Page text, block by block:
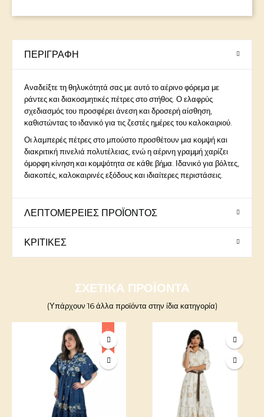
ΠΕΡΙΓΡΑΦΉ
Αναδείξτε τη θηλυκότητά σας με αυτό το αέρινο φόρεμα με
ράντες και διακοσμητικές πέτρες στο στήθος. Ο ελαφρύς
σχεδιασμός του προσφέρει άνεση και δροσερή αίσθηση,
καθιστώντας το ιδανικό για τις ζεστές ημέρες του καλοκαιριού.
Οι λαμπερές πέτρες στο μπούστο προσθέτουν μια κομψή και
διακριτική πινελιά πολυτέλειας, ενώ η αέρινη γραμμή χαρίζει
όμορφη κίνηση και κομψότητα σε κάθε βήμα. Ιδανικό για βόλτες,
διακοπές, καλοκαιρινές εξόδους και ιδιαίτερες περιστάσεις.
ΛΕΠΤΟΜΈΡΕΙΕΣ ΠΡΟΪΌΝΤΟΣ
ΚΡΙΤΙΚΈΣ
ΣΧΕΤΙΚΆ ΠΡΟΪΌΝΤΑ
(Υπάρχουν 16 άλλα προϊόντα στην ίδια κατηγορία)
-20%